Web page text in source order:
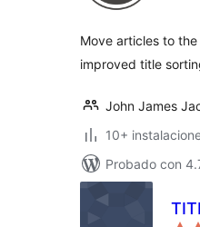
Move articles to
improved title
John James
10+
Probado con